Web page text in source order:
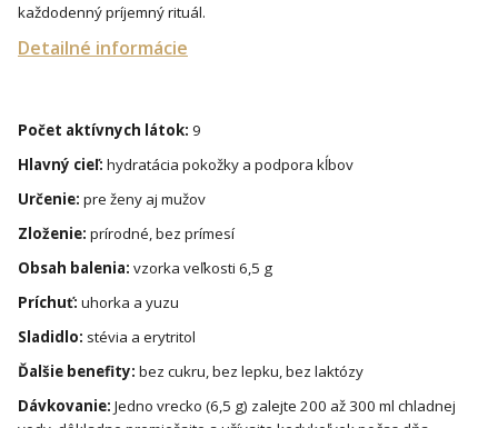
každodenný príjemný rituál.
Detailné informácie
Počet aktívnych látok: 9
Hlavný cieľ: hydratácia pokožky a podpora kĺbov
Určenie: pre ženy aj mužov
Zloženie: prírodné, bez prímesí
Obsah balenia: vzorka veľkosti 6,5 g
Príchuť: uhorka a yuzu
Sladidlo: stévia a erytritol
Ďalšie benefity: bez cukru, bez lepku, bez laktózy
Dávkovanie: Jedno vrecko (6,5 g) zalejte 200 až 300 ml chladnej